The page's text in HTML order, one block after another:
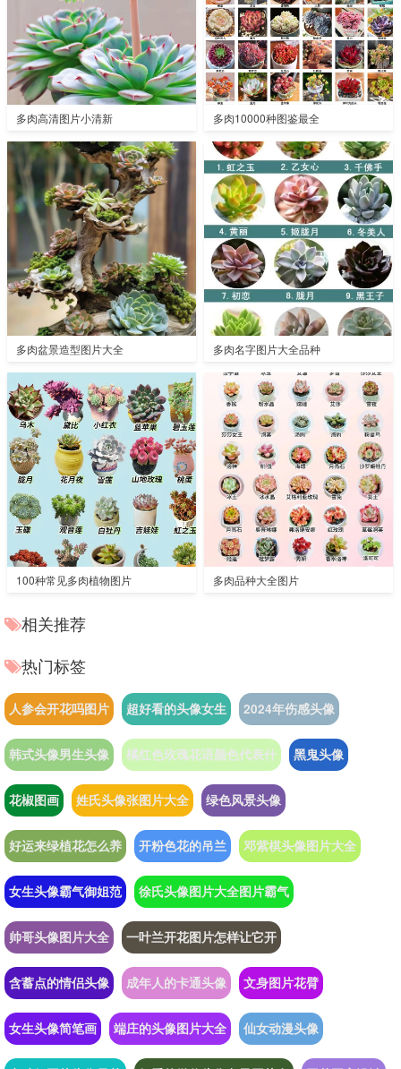
多肉高清图片小清新 多肉10000种图鉴最全
多肉盆景造型图片大全 多肉名字图片大全品种
100种常见多肉植物图片 多肉品种大全图片
相关推荐
热门标签
人参会开花吗图片 超好看的头像女生 2024年伤感头像
韩式头像男生头像 橘红色玫瑰花语颜色代表什 黑鬼头像
花椒图画 姓氏头像张图片大全 绿色风景头像
好运来绿植花怎么养 开粉色花的吊兰 邓紫棋头像图片大全
女生头像霸气御姐范 徐氏头像图片大全图片霸气
帅哥头像图片大全 一叶兰开花图片怎样让它开
含蓄点的情侣头像 成年人的卡通头像 文身图片花臂
女生头像简笔画 端庄的头像图片大全 仙女动漫头像